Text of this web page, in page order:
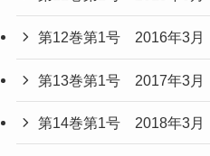
第12巻第1号 2016年3月
第13巻第1号 2017年3月
第14巻第1号 2018年3月